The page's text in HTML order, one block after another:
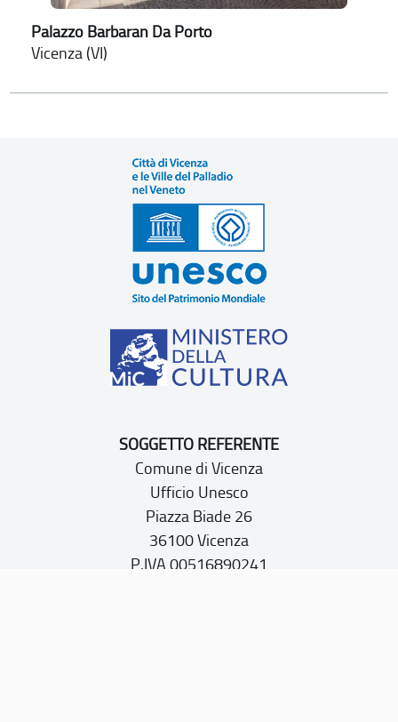
Palazzo Barbaran Da Porto
Vicenza (VI)
SOGGETTO REFERENTE
Comune di Vicenza
Ufficio Unesco
Piazza Biade 26
36100 Vicenza
P.IVA 00516890241